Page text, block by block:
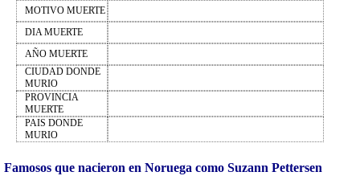
MOTIVO MUERTE
DIA MUERTE
AÑO MUERTE
CIUDAD DONDE
MURIO
PROVINCIA
MUERTE
PAIS DONDE
MURIO
Famosos que nacieron en Noruega como Suzann Pettersen